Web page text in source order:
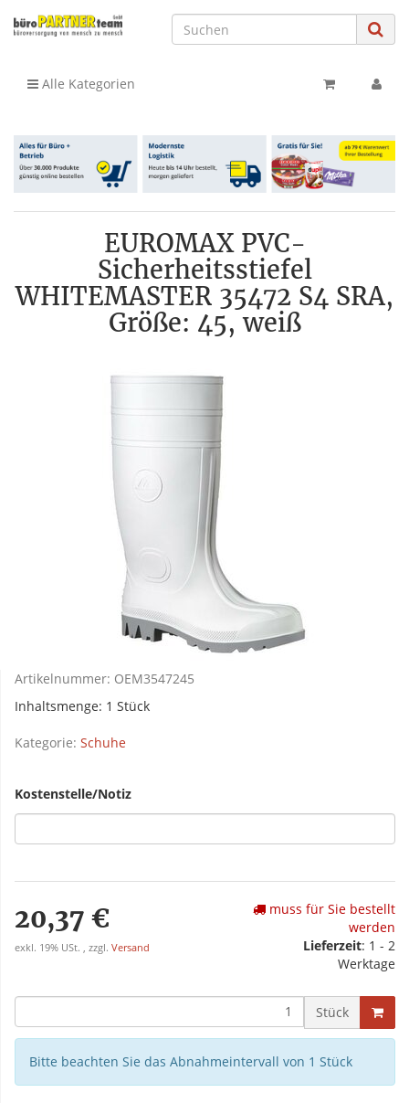
Alle Kategorien
EUROMAX PVC-
Sicherheitsstiefel
WHITEMASTER 35472 S4 SRA,
Größe: 45, weiß
Artikelnummer: OEM3547245
Inhaltsmenge: 1 Stück
Kategorie: Schuhe
Kostenstelle/Notiz
20,37 €
exkl. 19% USt. , zzgl. Versand
muss für Sie bestellt
werden
Lieferzeit: 1 - 2
Werktage
Stück
Bitte beachten Sie das Abnahmeintervall von 1 Stück